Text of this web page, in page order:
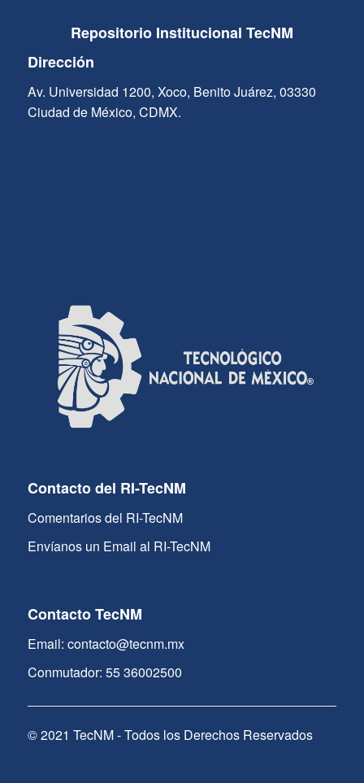
Repositorio Institucional TecNM
Dirección
Av. Universidad 1200, Xoco, Benito Juárez, 03330
Ciudad de México, CDMX.
Contacto del RI-TecNM
Comentarios del RI-TecNM
Envíanos un Email al RI-TecNM
Contacto TecNM
Email: contacto@tecnm.mx
Conmutador: 55 36002500
© 2021 TecNM - Todos los Derechos Reservados